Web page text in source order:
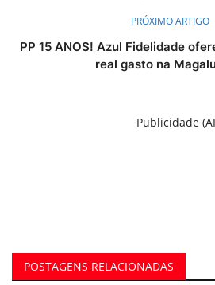
PRÓXIMO ARTIGO
PP 15 ANOS! Azul Fidelidade
real gasto na
Publicidade
POSTAGENS RELACIONADAS